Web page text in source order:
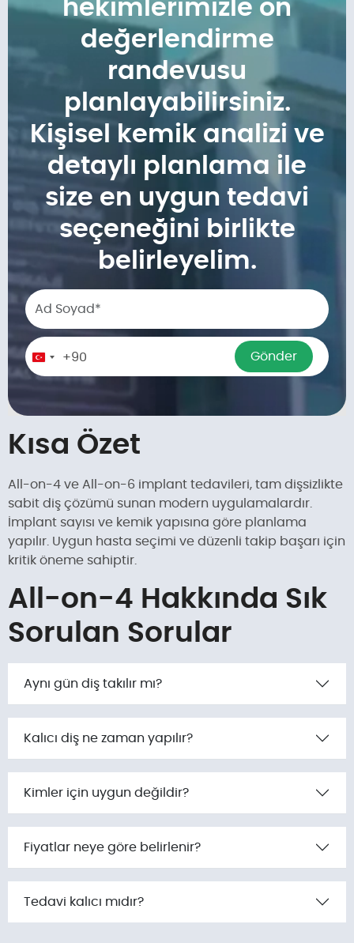
hekimlerimizle ön
değerlendirme
randevusu
planlayabilirsiniz.
Kişisel kemik analizi ve
detaylı planlama ile
size en uygun tedavi
seçeneğini birlikte
belirleyelim.
Phone number
Turkey
+90
+90 Gönder
Kısa Özet
All-on-4 ve All-on-6 implant tedavileri, tam dişsizlikte
sabit diş çözümü sunan modern uygulamalardır.
İmplant sayısı ve kemik yapısına göre planlama
yapılır. Uygun hasta seçimi ve düzenli takip başarı için
kritik öneme sahiptir.
All-on-4 Hakkında Sık
Sorulan Sorular
Aynı gün diş takılır mı?
Kalıcı diş ne zaman yapılır?
Kimler için uygun değildir?
Fiyatlar neye göre belirlenir?
Tedavi kalıcı mıdır?